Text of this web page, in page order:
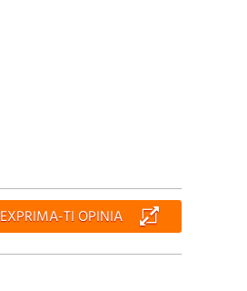
EXPRIMA-TI OPINIA